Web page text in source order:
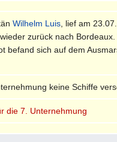
Wilhelm Luis , lief am
zurück nach
befand sich auf dem
keine Schiffe
die 7. Unternehmung